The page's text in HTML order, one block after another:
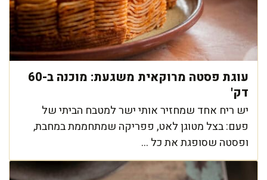
עוגת פסטה מרוקאית משגעת: מוכנה ב-60
דק'
יש ריח אחד שמחזיר אותי ישר למטבח הביתי של
פעם: בצל מטוגן לאט, פפריקה שמתחממת במחבת,
ופסטה שסופגת את כל ...